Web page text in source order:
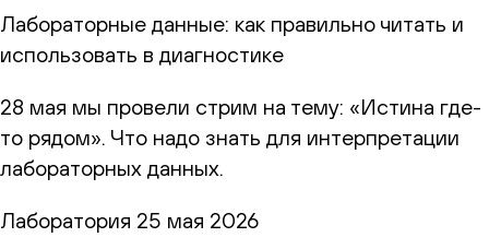
Лабораторные данные: как правильно читать и
использовать в диагностике
28 мая мы провели стрим на тему: «Истина где-
то рядом». Что надо знать для интерпретации
лабораторных данных.
Лаборатория 25 мая 2026